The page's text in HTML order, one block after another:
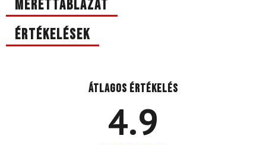
Mérettáblázat
Értékelések
Átlagos értékelés
4.9